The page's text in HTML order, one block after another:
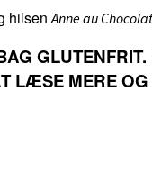
hilsenAnne au Chocolat
LÆSE MERE